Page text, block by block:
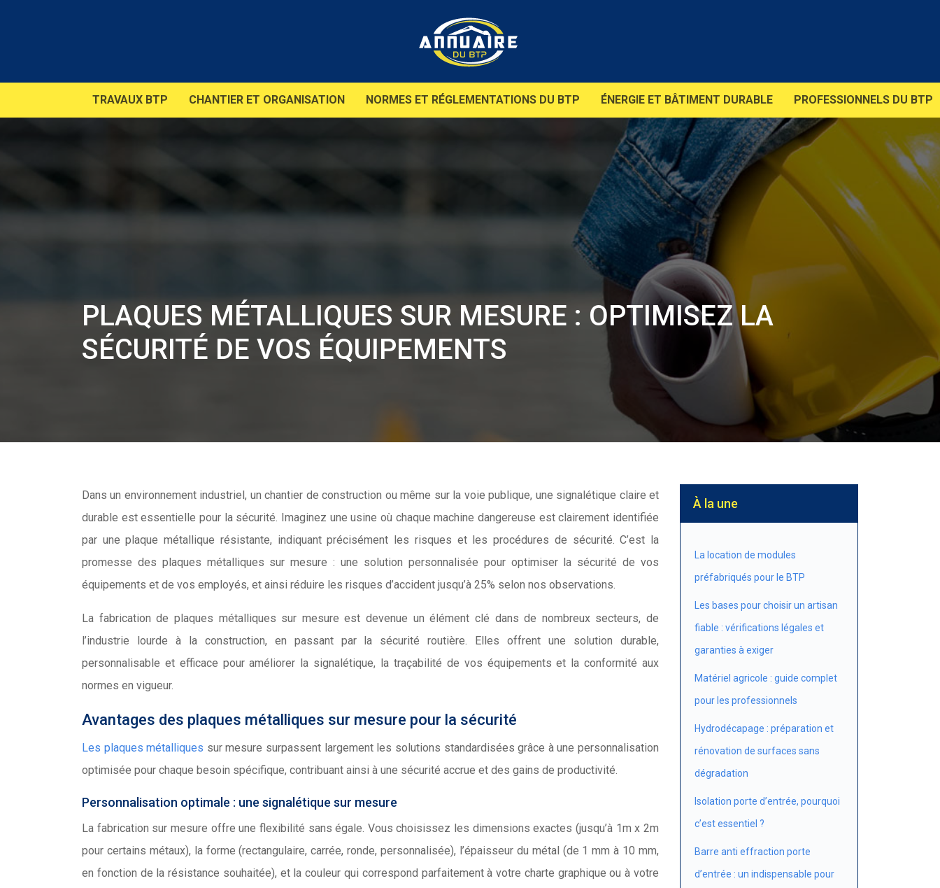
TRAVAUX BTP CHANTIER ET ORGANISATION NORMES ET RÉGLEMENTATIONS DU BTP ÉNERGIE ET BÂTIMENT DURABLE PROFESSIONNELS DU BTP
PLAQUES MÉTALLIQUES SUR MESURE : OPTIMISEZ LA
SÉCURITÉ DE VOS ÉQUIPEMENTS
Dans un environnement industriel, un chantier de construction ou même sur la voie publique, une signalétique claire et
durable est essentielle pour la sécurité. Imaginez une usine où chaque machine dangereuse est clairement identifiée
par une plaque métallique résistante, indiquant précisément les risques et les procédures de sécurité. C’est la
promesse des plaques métalliques sur mesure : une solution personnalisée pour optimiser la sécurité de vos
équipements et de vos employés, et ainsi réduire les risques d’accident jusqu’à 25% selon nos observations.
La fabrication de plaques métalliques sur mesure est devenue un élément clé dans de nombreux secteurs, de
l’industrie lourde à la construction, en passant par la sécurité routière. Elles offrent une solution durable,
personnalisable et efficace pour améliorer la signalétique, la traçabilité de vos équipements et la conformité aux
normes en vigueur.
Avantages des plaques métalliques sur mesure pour la sécurité
Les plaques métalliques sur mesure surpassent largement les solutions standardisées grâce à une personnalisation
optimisée pour chaque besoin spécifique, contribuant ainsi à une sécurité accrue et des gains de productivité.
Personnalisation optimale : une signalétique sur mesure
La fabrication sur mesure offre une flexibilité sans égale. Vous choisissez les dimensions exactes (jusqu’à 1m x 2m
pour certains métaux), la forme (rectangulaire, carrée, ronde, personnalisée), l’épaisseur du métal (de 1 mm à 10 mm,
en fonction de la résistance souhaitée), et la couleur qui correspond parfaitement à votre charte graphique ou à votre
À la une
La location de modules
préfabriqués pour le BTP
Les bases pour choisir un artisan
fiable : vérifications légales et
garanties à exiger
Matériel agricole : guide complet
pour les professionnels
Hydrodécapage : préparation et
rénovation de surfaces sans
dégradation
Isolation porte d’entrée, pourquoi
c’est essentiel ?
Barre anti effraction porte
d’entrée : un indispensable pour